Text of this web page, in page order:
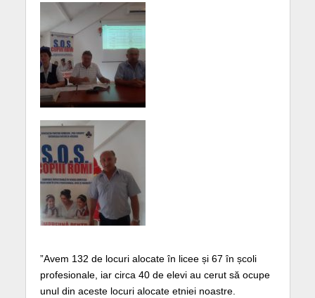
”Avem 132 de locuri alocate în licee și 67 în școli
profesionale, iar circa 40 de elevi au cerut să ocupe
unul din aceste locuri alocate etniei noastre.